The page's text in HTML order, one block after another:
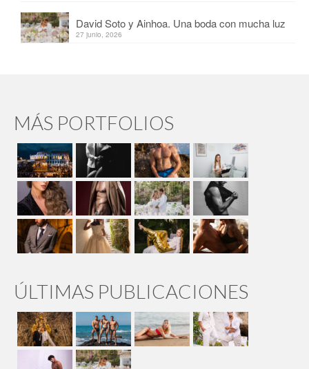
David Soto y Ainhoa. Una boda con mucha luz
27 junio, 2026
MÁS PORTFOLIOS
ÚLTIMAS PUBLICACIONES